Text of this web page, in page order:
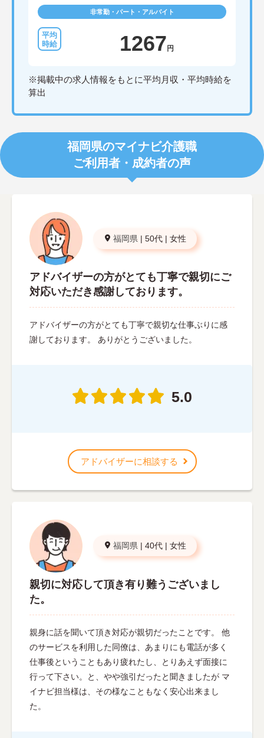
非常勤・パート・アルバイト
1267 円
※掲載中の求人情報をもとに平均月収・平均時給を
算出
福岡県のマイナビ介護職
ご利用者・成約者の声
福岡県 | 50代 | 女性
アドバイザーの方がとても丁寧で親切にご
対応いただき感謝しております。
アドバイザーの方がとても丁寧で親切な仕事ぶりに感
謝しております。 ありがとうございました。
5.0
アドバイザーに相談する
福岡県 | 40代 | 女性
親切に対応して頂き有り難うございまし
た。
親身に話を聞いて頂き対応が親切だったことです。 他
のサービスを利用した同僚は、あまりにも電話が多く
仕事後ということもあり疲れたし、とりあえず面接に
行って下さい。と、やや強引だったと聞きましたが マ
イナビ担当様は、その様なこともなく安心出来まし
た。